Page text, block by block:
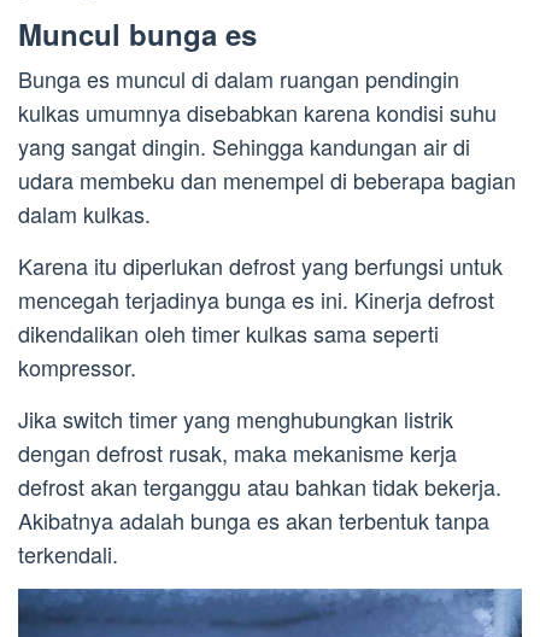
Muncul bunga es
Bunga es muncul di dalam ruangan pendingin
kulkas umumnya disebabkan karena kondisi suhu
yang sangat dingin. Sehingga kandungan air di
udara membeku dan menempel di beberapa bagian
dalam kulkas.
Karena itu diperlukan defrost yang berfungsi untuk
mencegah terjadinya bunga es ini. Kinerja defrost
dikendalikan oleh timer kulkas sama seperti
kompressor.
Jika switch timer yang menghubungkan listrik
dengan defrost rusak, maka mekanisme kerja
defrost akan terganggu atau bahkan tidak bekerja.
Akibatnya adalah bunga es akan terbentuk tanpa
terkendali.